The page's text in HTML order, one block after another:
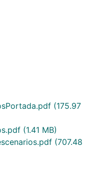
(175.97
(1.41 MB)
(707.48